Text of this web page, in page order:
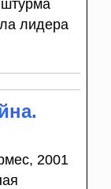
лидера
2001